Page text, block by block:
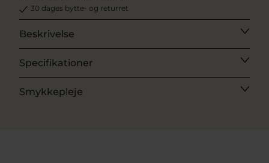
30 dages bytte- og returret
Beskrivelse
Specifikationer
Smykkepleje